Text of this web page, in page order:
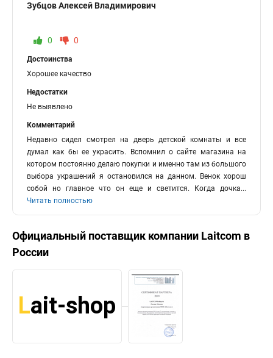
Зубцов Алексей Владимирович
0 0
Достоинства
Хорошее качество
Недостатки
Не выявлено
Комментарий
Недавно сидел смотрел на дверь детской комнаты и все
думал как бы ее украсить. Вспомнил о сайте магазина на
котором постоянно делаю покупки и именно там из большого
выбора украшений я остановился на данном. Венок хорош
собой но главное что он еще и светится. Когда дочка...
Читать полностью
Официальный поставщик компании Laitcom в
России